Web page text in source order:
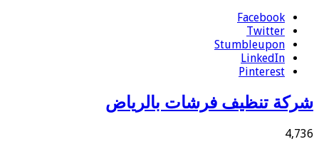
Facebook
Twitter
Stumbleupon
LinkedIn
Pinterest
شركة تنظيف فرشات بالرياض
4,736